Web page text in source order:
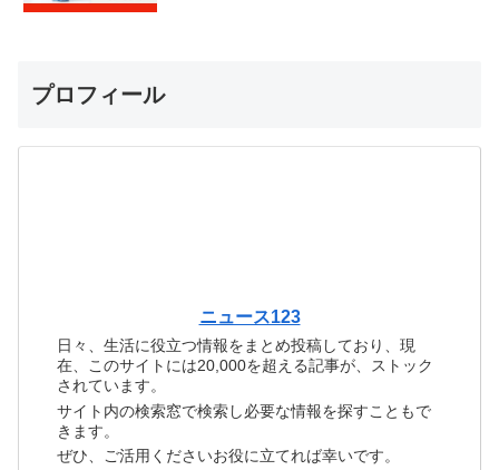
プロフィール
ニュース123
日々、生活に役立つ情報をまとめ投稿しており、現
在、このサイトには20,000を超える記事が、ストック
されています。
サイト内の検索窓で検索し必要な情報を探すこともで
きます。
ぜひ、ご活用くださいお役に立てれば幸いです。